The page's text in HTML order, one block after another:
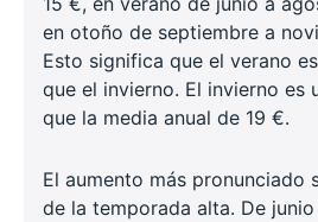
en otoño de septiembre a
Esto significa que el verano
que el invierno. El invierno es
que la media anual de 19 €.
El aumento más pronunciado
de la temporada alta. De